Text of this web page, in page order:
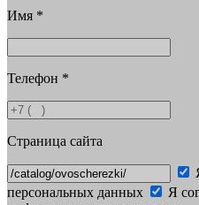
Имя *
Телефон *
Страница сайта
персональных данных
Я